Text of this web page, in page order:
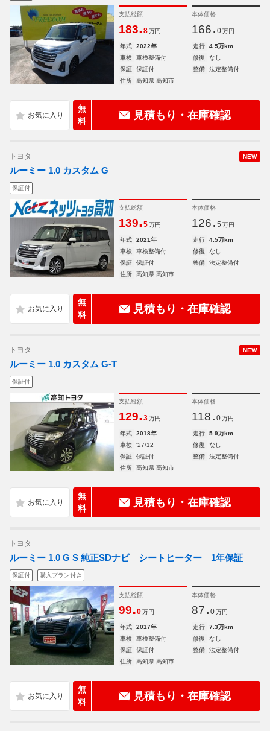
支払総額
183.8 万円
本体価格
166. 0 万円
年式 2022年 走行
4.5万km
車検
車検整備付 修復
なし
保証
保証付 整備
法定整備付
住所
高知県 高知市
無
料
見積もり・在庫確認
NEW
トヨタ
ルーミー 1.0 カスタム G
保証付
支払総額
139.5 万円
本体価格
126. 5 万円
年式 2021年 走行
4.5万km
車検
車検整備付 修復
なし
保証
保証付 整備
法定整備付
住所
高知県 高知市
無
料
見積もり・在庫確認
NEW
トヨタ
ルーミー 1.0 カスタム G-T
保証付
支払総額
129.3 万円
本体価格
118. 0 万円
年式 2018年 走行
5.9万km
車検
'27/12 修復
なし
保証
保証付 整備
法定整備付
住所
高知県 高知市
無
料
見積もり・在庫確認
トヨタ
ルーミー 1.0 G S 純正SDナビ シートヒーター 1年保証
保証付 購入プラン付き
支払総額
99.0 万円
本体価格
87. 0 万円
年式 2017年 走行
7.3万km
車検
車検整備付 修復
なし
保証
保証付 整備
法定整備付
住所
高知県 高知市
無
料
見積もり・在庫確認